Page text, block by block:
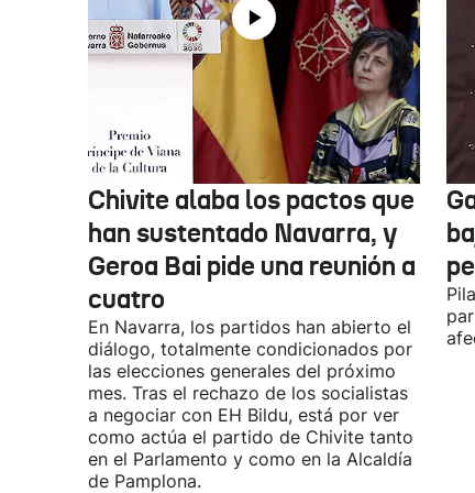
Chivite alaba los pactos que
han sustentado Navarra, y
Geroa Bai pide una reunión a
cuatro
En Navarra, los partidos han abierto el
diálogo, totalmente condicionados por
las elecciones generales del próximo
mes. Tras el rechazo de los socialistas
a negociar con EH Bildu, está por ver
como actúa el partido de Chivite tanto
en el Parlamento y como en la Alcaldía
de Pamplona.